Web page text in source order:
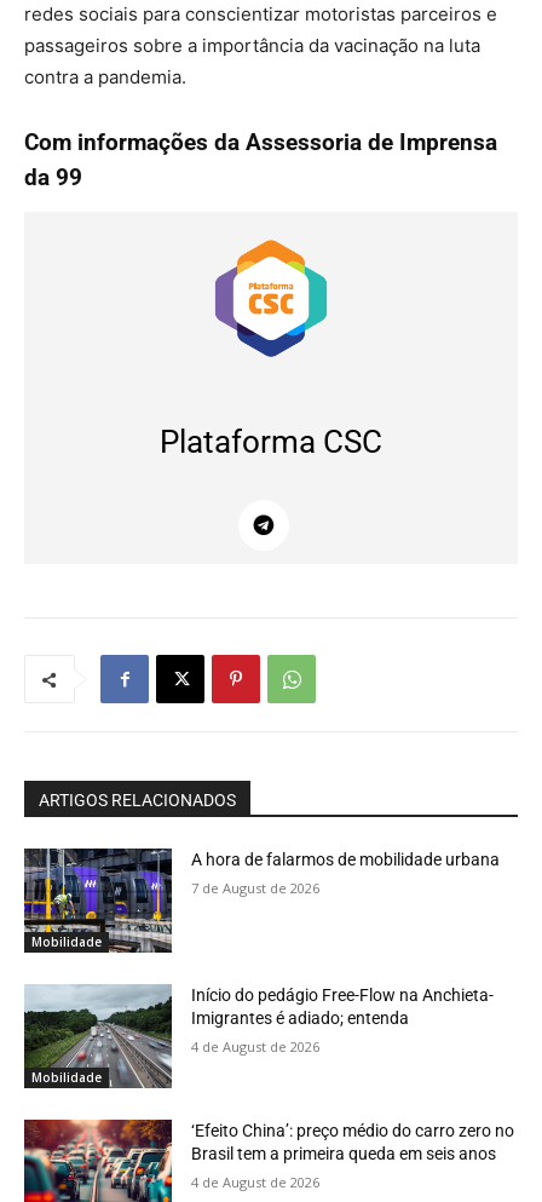
redes sociais para conscientizar motoristas parceiros e
passageiros sobre a importância da vacinação na luta
contra a pandemia.
Com informações da Assessoria de Imprensa
da 99
Plataforma CSC
ARTIGOS RELACIONADOS
Mobilidade
A hora de falarmos de mobilidade urbana
7 de August de 2026
Mobilidade
Início do pedágio Free-Flow na Anchieta-
Imigrantes é adiado; entenda
4 de August de 2026
‘Efeito China’: preço médio do carro zero no
Brasil tem a primeira queda em seis anos
4 de August de 2026